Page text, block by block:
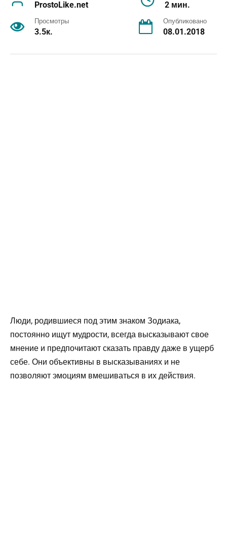
ProstoLike.net 2 мин.
Просмотры
3.5к.
Опубликовано
08.01.2018
Люди, родившиеся под этим знаком Зодиака,
постоянно ищут мудрости, всегда высказывают свое
мнение и предпочитают сказать правду даже в ущерб
себе. Они объективны в высказываниях и не
позволяют эмоциям вмешиваться в их действия.